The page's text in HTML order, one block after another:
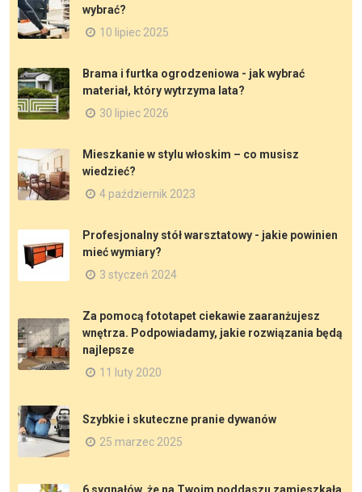
wybrać?
10 lipiec 2025
Brama i furtka ogrodzeniowa - jak wybrać
materiał, który wytrzyma lata?
30 lipiec 2026
Mieszkanie w stylu włoskim – co musisz
wiedzieć?
4 październik 2023
Profesjonalny stół warsztatowy - jakie powinien
mieć wymiary?
3 styczeń 2024
Za pomocą fototapet ciekawie zaaranżujesz
wnętrza. Podpowiadamy, jakie rozwiązania będą
najlepsze
11 luty 2020
Szybkie i skuteczne pranie dywanów
25 marzec 2025